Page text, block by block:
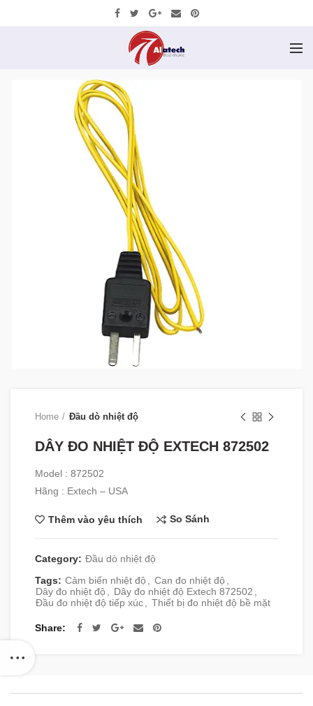
Home Đầu dò nhiệt độ
DÂY ĐO NHIỆT ĐỘ EXTECH 872502
Model : 872502
Hãng : Extech – USA
Thêm vào yêu thích So Sánh
Category: Đầu dò nhiệt độ
Tags: Cảm biến nhiệt độ , Can đo nhiệt độ ,
Dây đo nhiệt độ , Dây đo nhiệt độ Extech 872502 ,
Đầu đo nhiệt độ tiếp xúc, Thiết bị đo nhiệt độ bề mặt
Share